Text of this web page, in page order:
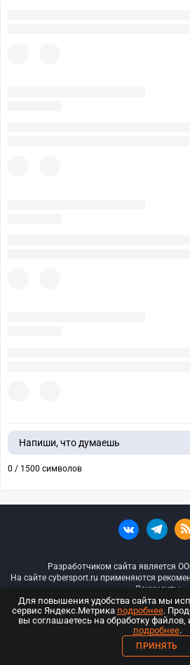
Напиши, что думаешь
0 / 1500 символов
Разработчиком сайта является
На сайте cybersport.ru применяются
Документы
© ООО «Киберспорт.ру» — Все
18+
ООО «Киберспорт.ру». Свидетельство о
Для повышения удобства сайта мы
сервис Яндекс.Метрика подробнее.
вы соглашаетесь на обработку
подробнее.
ПРИНЯТЬ